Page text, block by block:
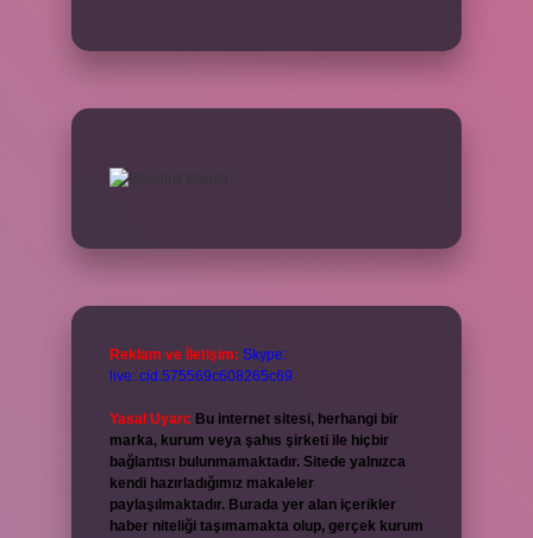
Reklam ve İletişim: Skype:
live:.cid.575569c608265c69
Yasal Uyarı: Bu internet sitesi, herhangi bir
marka, kurum veya şahıs şirketi ile hiçbir
bağlantısı bulunmamaktadır. Sitede yalnızca
kendi hazırladığımız makaleler
paylaşılmaktadır. Burada yer alan içerikler
haber niteliği taşımamakta olup, gerçek kurum